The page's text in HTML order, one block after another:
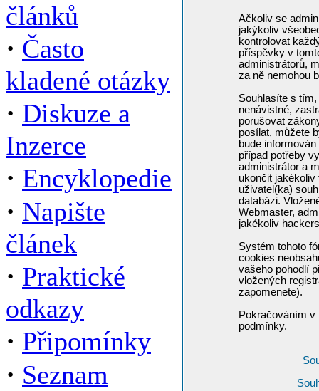
článků
· Často
kladené otázky
· Diskuze a
Inzerce
· Encyklopedie
· Napište
článek
· Praktické
odkazy
· Připomínky
· Seznam
Ačkoliv se
jakýkoliv
kontrolovat
příspěvky v
administrátorů,
za ně nemohou
Souhlasíte s
nenávistné,
porušovat
posílat, můžete
bude
případ potřeby
administrátor a
ukončit
uživatel(ka)
databázi.
Webmaster,
jakékoliv
Systém tohoto
cookies
vašeho pohodlí
vložených
zapomenete).
Pokračováním v
podmínky.